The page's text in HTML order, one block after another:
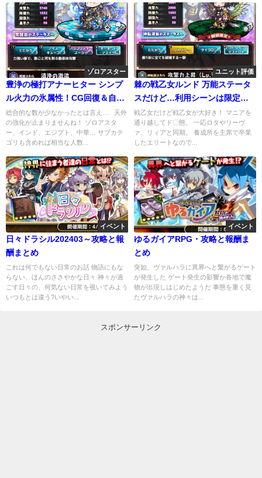
ゾロアスター
豊浄の極打アナーヒター シンプ
ル火力の氷属性！CG回復＆自動
強化も便利！
総合的な数が少なかったとは言え… 天外
の強化が止まりませんね！ ゾロアスタ
ー、インド、エジプト、中華… サブカテ
ゴリも含めれば相当な人数...
ユニット評価
棘の戦乙女ルンド 万能ステータ
スだけど…利用シーンは限定的
か
戦乙女だけど戦乙女が大好き！ マニアを
通り越してド〇態。 一応ロタやリーヴ
ァ、リィアと同期。 養成所を主席で卒業
したエリートなので...
イベント
日々ドラシル202403～攻略と報
酬まとめ
これは何でもない日常のお話 物語にもな
らない、ほんのささやかな日々 神々が過
ごす日々の、何気ない日常を覗いてみよう
いつもとは違う?いやい...
イベント
ゆるガイアRPG・攻略と報酬ま
とめ
突如、ヴァルハラに異界へと繋がるゲート
が発生した ゲート発生の影響か各地で魔
物が出現しはじめたようだ 事態を重く見
たヴァルハラの神々は...
スポンサーリンク